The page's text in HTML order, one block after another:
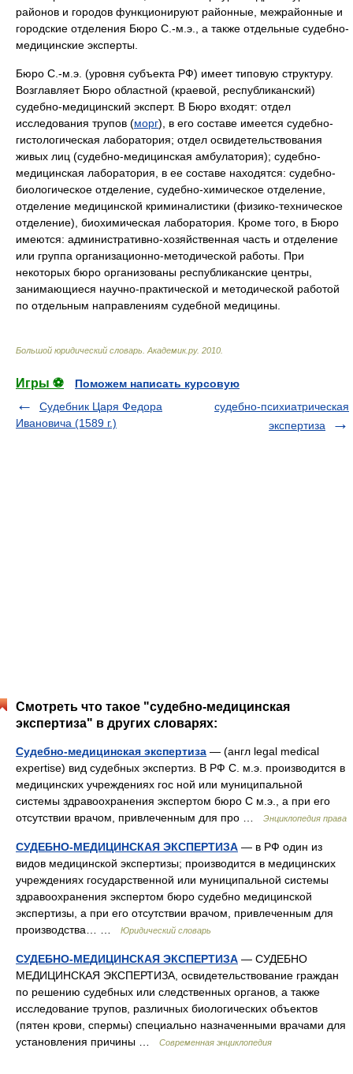
районов и городов функционируют районные, межрайонные и
городские отделения Бюро С.-м.э., а также отдельные судебно-
медицинские эксперты.
Бюро С.-м.э. (уровня субъекта РФ) имеет типовую структуру.
Возглавляет Бюро областной (краевой, республиканский)
судебно-медицинский эксперт. В Бюро входят: отдел
исследования трупов (морг), в его составе имеется судебно-
гистологическая лаборатория; отдел освидетельствования
живых лиц (судебно-медицинская амбулатория); судебно-
медицинская лаборатория, в ее составе находятся: судебно-
биологическое отделение, судебно-химическое отделение,
отделение медицинской криминалистики (физико-техническое
отделение), биохимическая лаборатория. Кроме того, в Бюро
имеются: административно-хозяйственная часть и отделение
или группа организационно-методической работы. При
некоторых бюро организованы республиканские центры,
занимающиеся научно-практической и методической работой
по отдельным направлениям судебной медицины.
Большой юридический словарь Академик.ру. 2010
Игры ⚽
Поможем написать курсовую
Судебник Царя Федора
Ивановича (1589 г.)
судебно-психиатрическая
экспертиза
Смотреть что такое "судебно-медицинская
экспертиза" в других словарях:
Судебно-медицинская экспертиза — (англ legal medical
expertise) вид судебных экспертиз. В РФ С. м.э. производится в
медицинских учреждениях гос ной или муниципальной
системы здравоохранения экспертом бюро С м.э., а при его
отсутствии врачом, привлеченным для про …
Энциклопедия права
СУДЕБНО-МЕДИЦИНСКАЯ ЭКСПЕРТИЗА — в РФ один из
видов медицинской экспертизы; производится в медицинских
учреждениях государственной или муниципальной системы
здравоохранения экспертом бюро судебно медицинской
экспертизы, а при его отсутствии врачом, привлеченным для
производства… …
Юридический словарь
СУДЕБНО-МЕДИЦИНСКАЯ ЭКСПЕРТИЗА — СУДЕБНО
МЕДИЦИНСКАЯ ЭКСПЕРТИЗА, освидетельствование граждан
по решению судебных или следственных органов, а также
исследование трупов, различных биологических объектов
(пятен крови, спермы) специально назначенными врачами для
установления причины …
Современная энциклопедия